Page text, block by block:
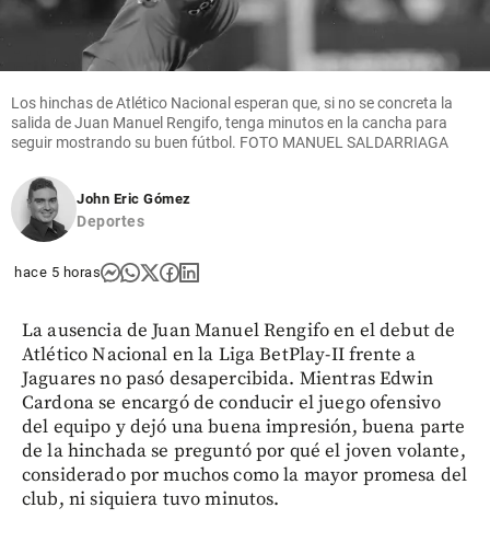
Los hinchas de Atlético Nacional esperan que, si no se concreta la
salida de Juan Manuel Rengifo, tenga minutos en la cancha para
seguir mostrando su buen fútbol. FOTO MANUEL SALDARRIAGA
John Eric Gómez
Deportes
hace 5 horas
La ausencia de Juan Manuel Rengifo en el debut de
Atlético Nacional en la Liga BetPlay-II frente a
Jaguares no pasó desapercibida. Mientras Edwin
Cardona se encargó de conducir el juego ofensivo
del equipo y dejó una buena impresión, buena parte
de la hinchada se preguntó por qué el joven volante,
considerado por muchos como la mayor promesa del
club, ni siquiera tuvo minutos.